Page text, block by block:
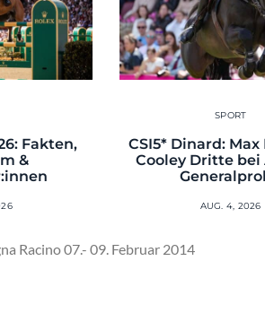
Fakten,
&
SPORT
CSI5* Dinard:
Cooley Dritte bei
AUG. 4, 2026
Racino 07.- 09. Februar 2014